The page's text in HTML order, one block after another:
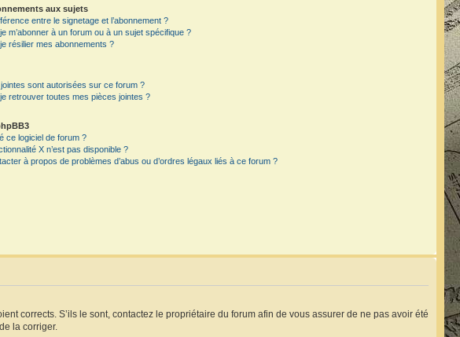
aux sujets
entre le signetage et l’abonnement ?
m’abonner à un forum ou à un sujet spécifique ?
résilier mes abonnements ?
sont autorisées sur ce forum ?
retrouver toutes mes pièces jointes ?
ce logiciel de forum ?
X n’est pas disponible ?
à propos de problèmes d’abus ou d’ordres légaux liés à ce forum ?
corrects. S’ils le sont, contactez le propriétaire du forum afin de vous assurer de ne pas avoir été
la corriger.